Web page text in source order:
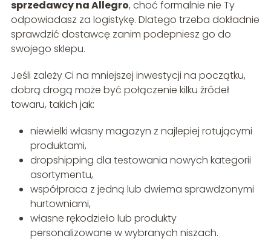
sprzedawcy na Allegro, choć formalnie nie Ty
odpowiadasz za logistykę. Dlatego trzeba dokładnie
sprawdzić dostawcę zanim podepniesz go do
swojego sklepu.
Jeśli zależy Ci na mniejszej inwestycji na początku,
dobrą drogą może być połączenie kilku źródeł
towaru, takich jak:
niewielki własny magazyn z najlepiej rotującymi
produktami,
dropshipping dla testowania nowych kategorii
asortymentu,
współpraca z jedną lub dwiema sprawdzonymi
hurtowniami,
własne rękodzieło lub produkty
personalizowane w wybranych niszach.